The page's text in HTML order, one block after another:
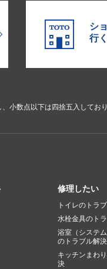
シ
行く
小数点以下は四捨五入しており
修理したい
トイレのトラ
水栓金具のト
浴室（システム
のトラブル解決
キッチンまわ
決